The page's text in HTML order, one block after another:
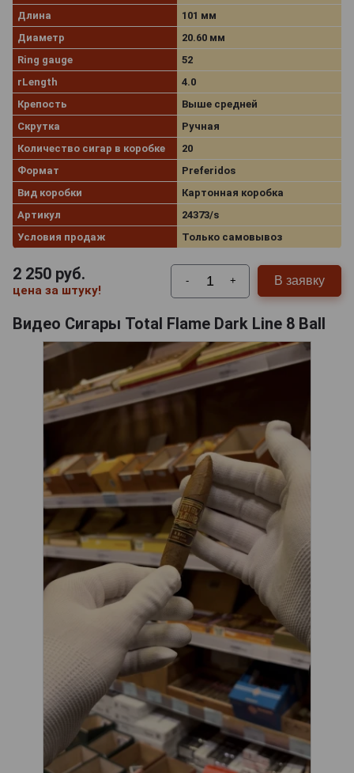
Длина
101 мм
Диаметр
20.60 мм
Ring gauge
52
rLength
4.0
Крепость
Выше средней
Скрутка
Ручная
Количество сигар в коробке
20
Формат
Preferidos
Вид коробки
Картонная коробка
Артикул
24373/s
Условия продаж
Только самовывоз
2 250 руб.
цена за штуку!
- + В заявку
Видео Сигары Total Flame Dark Line 8 Ball